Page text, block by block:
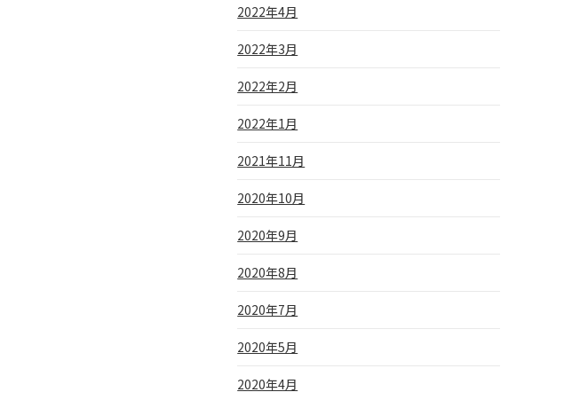
2022年4月
2022年3月
2022年2月
2022年1月
2021年11月
2020年10月
2020年9月
2020年8月
2020年7月
2020年5月
2020年4月